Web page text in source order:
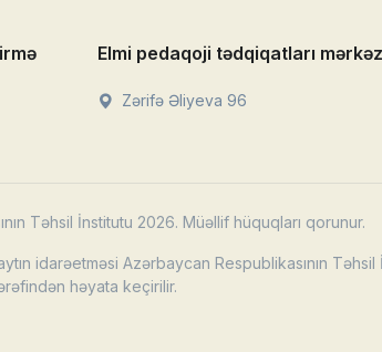
Elmi pedaqoji tədqiqatları
Zərifə Əliyeva 96
Təhsil İnstitutu 2026. Müəllif hüquqları qorunur.
idarəetməsi Azərbaycan Respublikasının
həyata keçirilir.